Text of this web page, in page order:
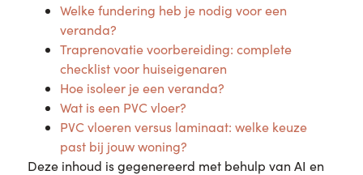
Welke fundering heb je nodig voor een
veranda?
Traprenovatie voorbereiding: complete
checklist voor huiseigenaren
Hoe isoleer je een veranda?
Wat is een PVC vloer?
PVC vloeren versus laminaat: welke keuze
past bij jouw woning?
Deze inhoud is gegenereerd met behulp van AI en